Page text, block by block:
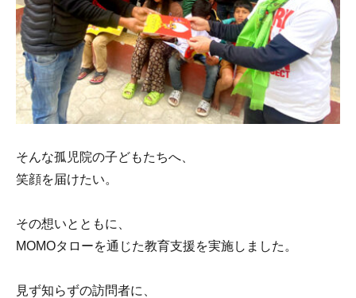
そんな孤児院の子どもたちへ、
笑顔を届けたい。
その想いとともに、
MOMOタローを通じた教育支援を実施しました。
見ず知らずの訪問者に、